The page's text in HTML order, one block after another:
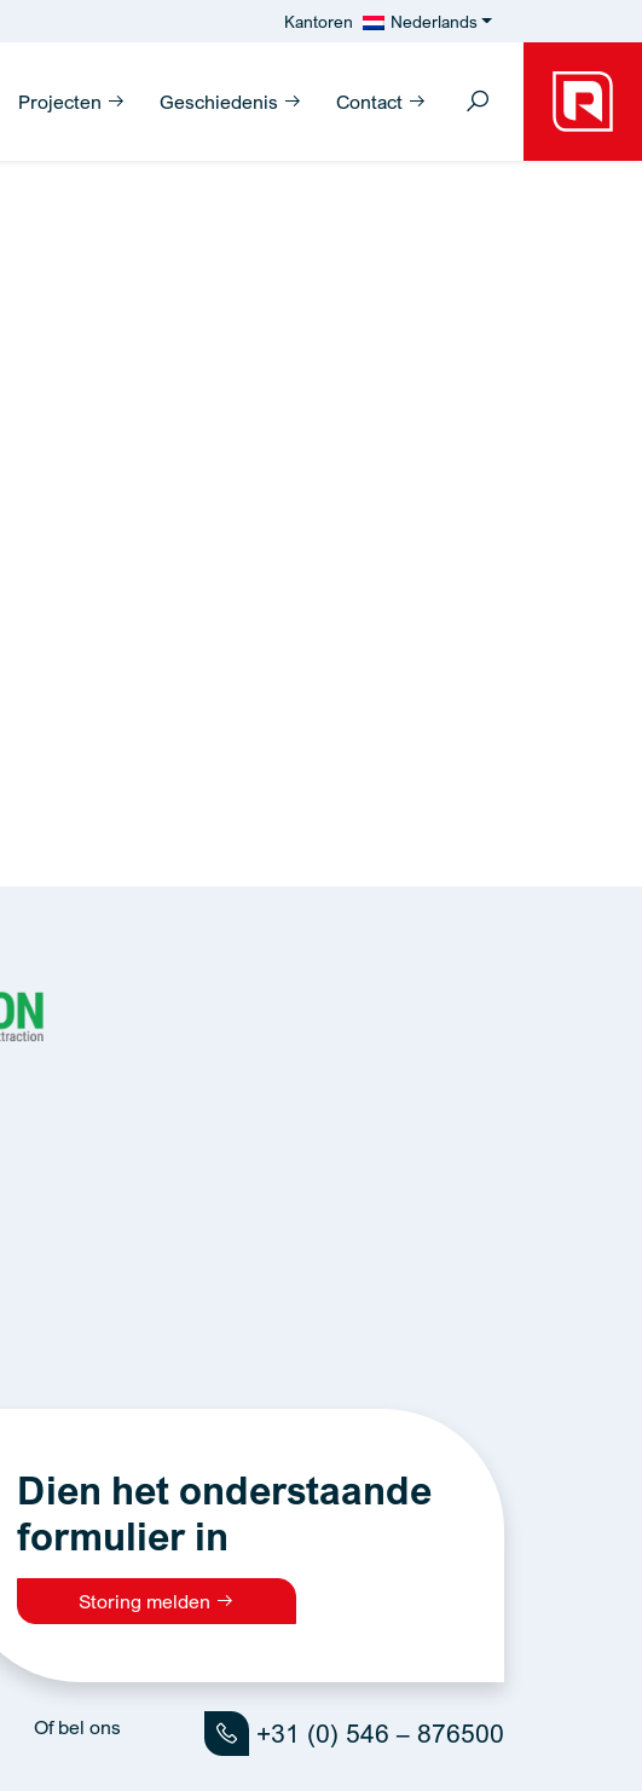
Kantoren Nederlands
Projecten Geschiedenis Contact
Dien het onderstaande
formulier in
Storing melden
Of bel ons +31 (0) 546 – 876500